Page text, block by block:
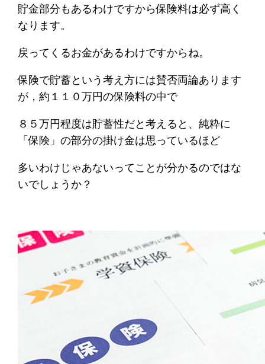
貯金部分もあるわけですから保険料は必ず高く
なります。
戻ってくるお金があるわけですからね。
保険で貯蓄という考え方には賛否両論あります
が，約１１０万円の保険料の中で
８５万円程度は貯蓄性だと考えると、純粋に
「保険」の部分の掛け金は思っているほど
多いわけじゃあないってことが分かるのではな
いでしょうか？